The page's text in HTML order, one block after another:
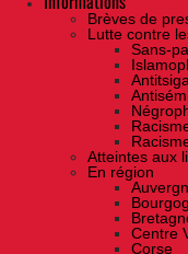
Brèves de
Lutte contre
Sans-
Atteintes aux
En région
Centre
Corse